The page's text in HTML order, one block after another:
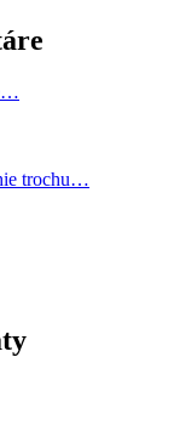
trochu…